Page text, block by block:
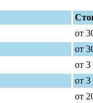
от
от
от 3
от 3
от